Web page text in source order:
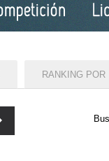
RANKING POR